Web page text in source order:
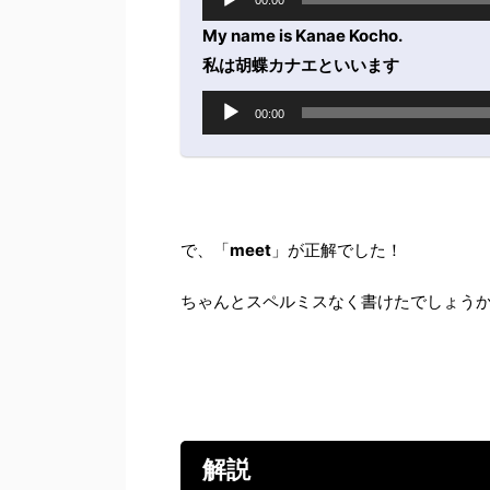
プ
レ
ー
My name is Kanae Kocho.
私は胡蝶カナエといいます
00:00
で、「meet 」が正解でした！
ちゃんとスペルミスなく書けたでしょう
解説